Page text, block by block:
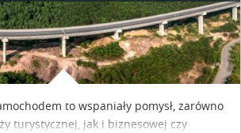
to wspaniały pomysł, zarówno
turystycznej, jak i biznesowej czy